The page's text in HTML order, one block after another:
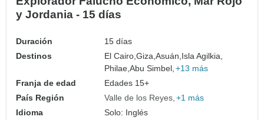
y Jordania - 15 días
Duración
15 días
Destinos
El Cairo,Giza,Asuán,Isla Agilkia,
Philae,Abu Simbel, +13 más
Franja de edad
Edades 15+
País Región
Valle de los Reyes +1 más
Idioma
Solo: Inglés